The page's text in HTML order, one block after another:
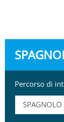
Percorso di